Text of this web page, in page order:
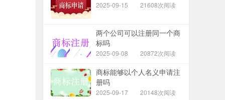
2025-09-15 21608次阅读
两个公司可以注册同一个商
标吗
2025-09-08 20872次阅读
商标能够以个人名义申请注
册吗
2025-09-17 20148次阅读